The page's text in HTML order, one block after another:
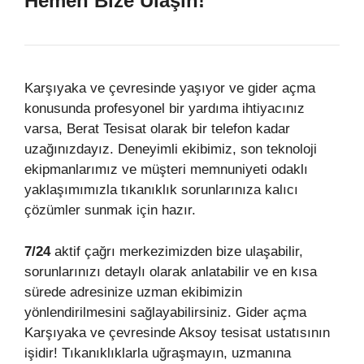
Karşıyaka ve çevresinde yaşıyor ve gider açma
konusunda profesyonel bir yardıma ihtiyacınız
varsa, Berat Tesisat olarak bir telefon kadar
uzağınızdayız. Deneyimli ekibimiz, son teknoloji
ekipmanlarımız ve müşteri memnuniyeti odaklı
yaklaşımımızla tıkanıklık sorunlarınıza kalıcı
çözümler sunmak için hazır.
7/24aktif çağrı merkezimizden bize ulaşabilir,
sorunlarınızı detaylı olarak anlatabilir ve en kısa
sürede adresinize uzman ekibimizin
yönlendirilmesini sağlayabilirsiniz. Gider açma
Karşıyaka ve çevresinde Aksoy tesisat ustatısının
işidir! Tıkanıklıklarla uğraşmayın, uzmanına